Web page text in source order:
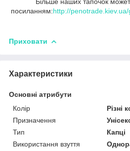
посиланням:http://
Приховати
Характеристики
Основні атрибути
Колір
Різні
Призначення
Тип
Капці
Використання взуття